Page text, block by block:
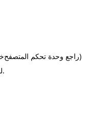
(راجع وحدة تحكم المتصفح
.